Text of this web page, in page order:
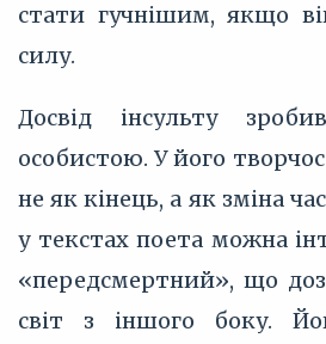
стати гучнішим, якщо
силу.
Досвід інсульту
особистою. У його
не як кінець, а як зміна
у текстах поета можна
«передсмертний», що
світ з іншого боку.